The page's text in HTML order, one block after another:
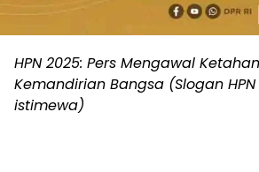
HPN 2025: Pers Mengawal
Kemandirian Bangsa (Slogan HPN
istimewa)